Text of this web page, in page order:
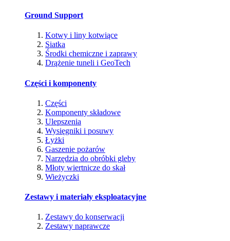
Ground Support
Kotwy i liny kotwiące
Siatka
Środki chemiczne i zaprawy
Drążenie tuneli i GeoTech
Części i komponenty
Części
Komponenty składowe
Ulepszenia
Wysięgniki i posuwy
Łyżki
Gaszenie pożarów
Narzędzia do obróbki gleby
Młoty wiertnicze do skał
Wieżyczki
Zestawy i materiały eksploatacyjne
Zestawy do konserwacji
Zestawy naprawcze